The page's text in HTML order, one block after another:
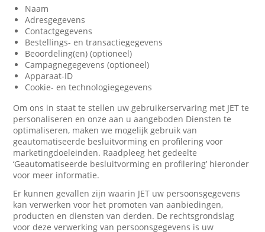
Naam
Adresgegevens
Contactgegevens
Bestellings- en transactiegegevens
Beoordeling(en) (optioneel)
Campagnegegevens (optioneel)
Apparaat-ID
Cookie- en technologiegegevens
Om ons in staat te stellen uw gebruikerservaring met JET te
personaliseren en onze aan u aangeboden Diensten te
optimaliseren, maken we mogelijk gebruik van
geautomatiseerde besluitvorming en profilering voor
marketingdoeleinden. Raadpleeg het gedeelte
‘Geautomatiseerde besluitvorming en profilering’ hieronder
voor meer informatie.
Er kunnen gevallen zijn waarin JET uw persoonsgegevens
kan verwerken voor het promoten van aanbiedingen,
producten en diensten van derden. De rechtsgrondslag
voor deze verwerking van persoonsgegevens is uw